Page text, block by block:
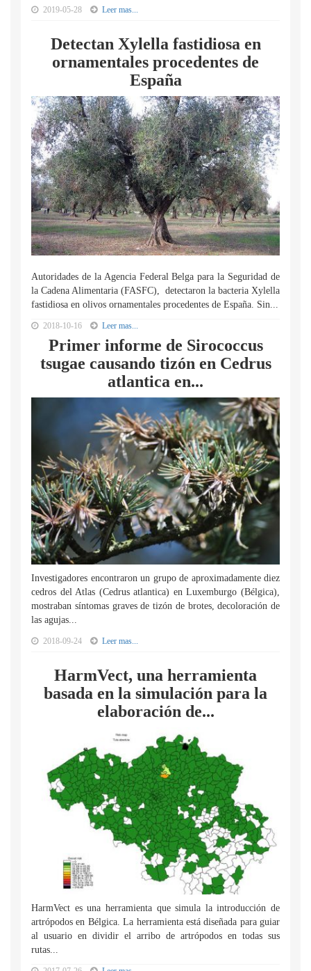
2019-05-28 Leer mas...
Detectan Xylella fastidiosa en
ornamentales procedentes de
España
Autoridades de la Agencia Federal Belga para la Seguridad de
la Cadena Alimentaria (FASFC), detectaron la bacteria Xylella
fastidiosa en olivos ornamentales procedentes de España. Sin...
2018-10-16 Leer mas...
Primer informe de Sirococcus
tsugae causando tizón en Cedrus
atlantica en...
Investigadores encontraron un grupo de aproximadamente diez
cedros del Atlas (Cedrus atlantica) en Luxemburgo (Bélgica),
mostraban síntomas graves de tizón de brotes, decoloración de
las agujas...
2018-09-24 Leer mas...
HarmVect, una herramienta
basada en la simulación para la
elaboración de...
HarmVect es una herramienta que simula la introducción de
artrópodos en Bélgica. La herramienta está diseñada para guiar
al usuario en dividir el arribo de artrópodos en todas sus
rutas...